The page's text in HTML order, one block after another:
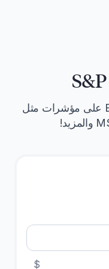
قم بمحاكاة عوائد استثمارات ETF على مؤشرات مثل
$